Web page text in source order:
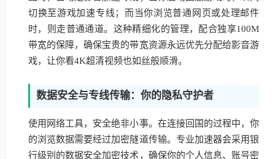
切换至游戏加速专线；而当你浏览普通网页或处理邮件
时，则走普通通道。这种精细化的管理，配合独享100M
带宽的保障，确保宝贵的带宽资源永远优先分配给影音游
戏，让你看4K超清视频也如丝般顺滑。
数据安全与专线传输：你的隐私守护者
使用网络工具，安全绝非小事。在连接回国的过程中，你
的浏览数据需要经过加密隧道传输。专业加速器会采用银
行级别的数据安全加密技术，确保你的个人信息、账号密